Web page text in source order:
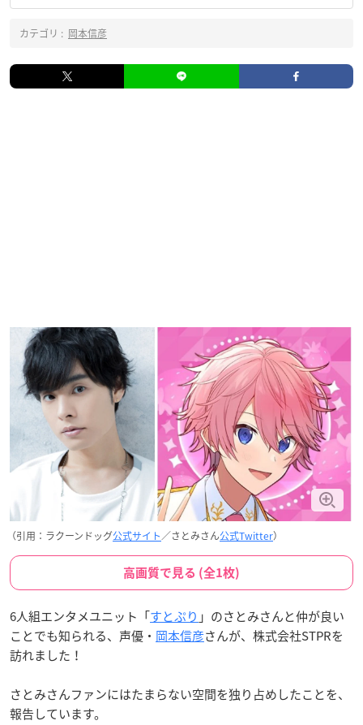
カテゴリ : 岡本信彦
（引用：ラクーンドッグ公式サイト／さとみさん公式Twitter）
高画質で見る (全1枚)
6人組エンタメユニット「すとぷり 」のさとみさんと仲が良い
ことでも知られる、声優・ 岡本信彦さんが、株式会社STPRを
訪れました！
さとみさんファンにはたまらない空間を独り占めしたことを、
報告しています。